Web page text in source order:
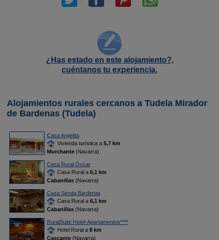
¿Has estado en este alojamiento?,
cuéntanos tu experiencia.
Alojamientos rurales cercanos a Tudela Mirador
de Bardenas (Tudela)
Casa Angelita
Vivienda turística a 5,7 km
Murchante(Navarra)
Casa Rural Óscar
Casa Rural a 6,1 km
Cabanillas(Navarra)
Casa Senda Bardenas
Casa Rural a 6,1 km
Cabanillas(Navarra)
RuralSuite Hotel-Apartamentos****
Hotel Rural a 8 km
Cascante(Navarra)